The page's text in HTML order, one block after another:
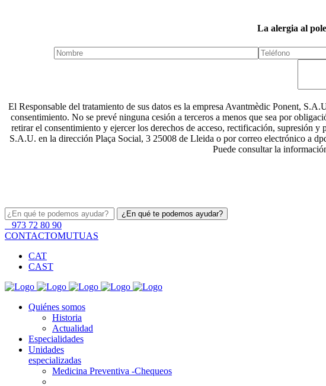
La alergia al
El Responsable del tratamiento de sus datos es la empresa Avantmèdic Ponent,
consentimiento. No se prevé ninguna cesión a terceros a menos que sea por
retirar el consentimiento y ejercer los derechos de acceso, rectificación, supresión
S.A.U. en la dirección Plaça Social, 3 25008 de Lleida o por correo electrónico a
Puede consultar la
973 72 80 90
CONTACTOMUTUAS
CAT
CAST
Quiénes somos
Historia
Actualidad
Especialidades
Unidades
especializadas
Medicina Preventiva -Chequeos